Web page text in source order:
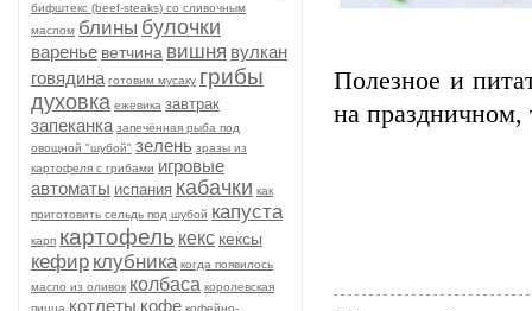
бифштекс (beef-stеаks) со сливочным
маслом блины булочки
варенье ветчина вишня вулкан
говядина готовим мусаку грибы
духовка ежевика завтрак
запеканка запечённая рыба под
овощной "шубой" зелень зразы из
картофеля с грибами игровые
автоматы испания кабачки как
приготовить сельдь под шубой капуста
карп картофель кекс кексы
кефир клубника когда появилось
масло из оливок колбаса королевская
пицца котлеты кофе кофейно-
Полезное и
на праздничном,